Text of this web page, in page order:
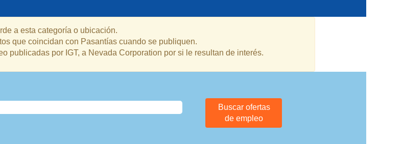
a esta categoría o ubicación.
que coincidan con Pasantías cuando se publiquen.
publicadas por IGT, a Nevada Corporation por si le resultan de interés.